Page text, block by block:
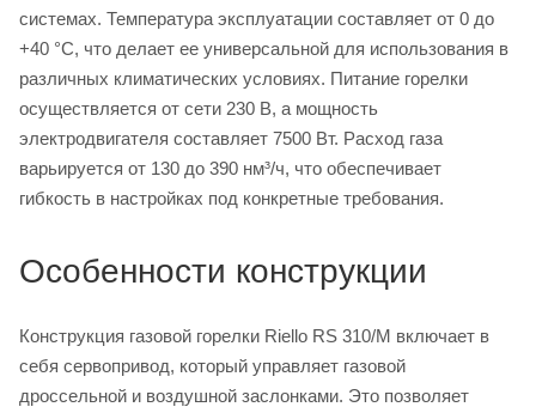
системах. Температура эксплуатации составляет от 0 до
+40 °С, что делает ее универсальной для использования в
различных климатических условиях. Питание горелки
осуществляется от сети 230 В, а мощность
электродвигателя составляет 7500 Вт. Расход газа
варьируется от 130 до 390 нм³/ч, что обеспечивает
гибкость в настройках под конкретные требования.
Особенности конструкции
Конструкция газовой горелки Riello RS 310/M включает в
себя сервопривод, который управляет газовой
дроссельной и воздушной заслонками. Это позволяет